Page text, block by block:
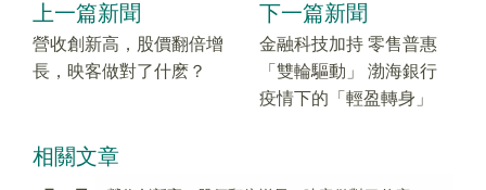
上一篇新聞
營收創新高，股價翻倍增
長，映客做對了什麽？
下一篇新聞
金融科技加持 零售普惠
「雙輪驅動」 渤海銀行
疫情下的「輕盈轉身」
相關文章